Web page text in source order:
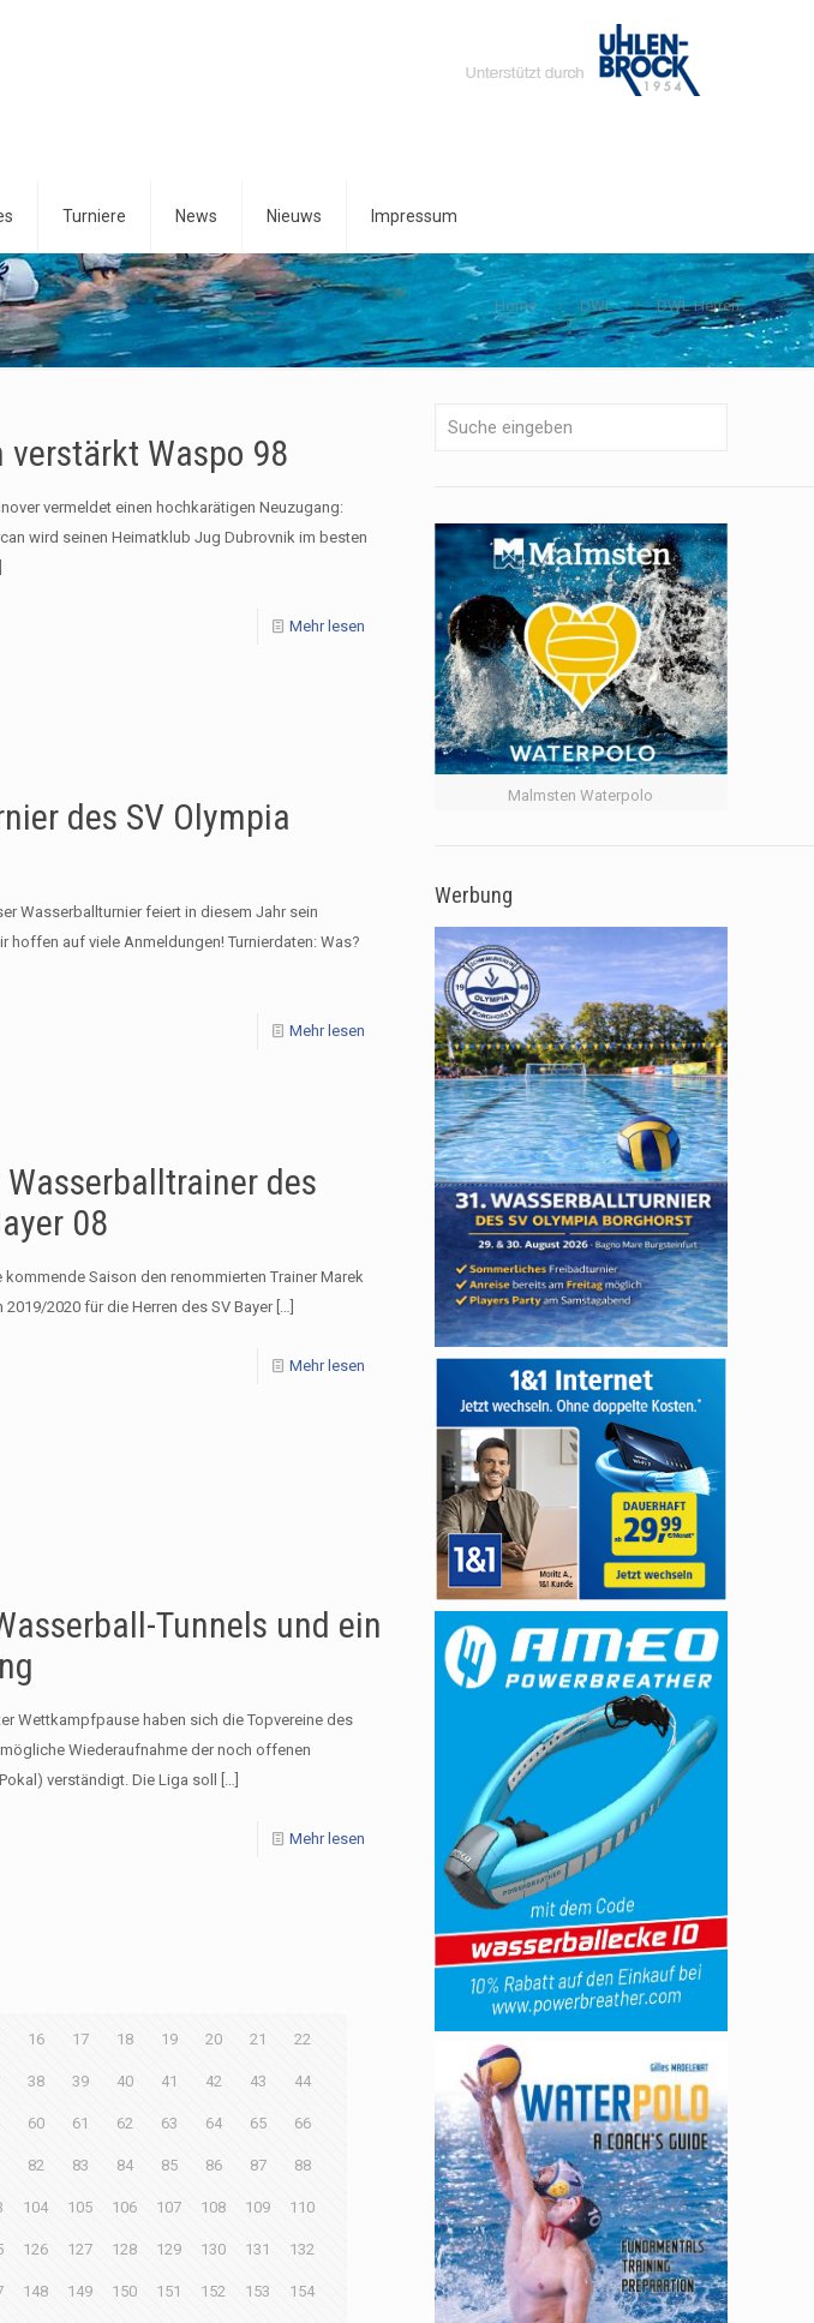
Turniere News Nieuws Impressum
Home DWL DWL Herren
Waspo 98
vermeldet einen hochkarätigen Neuzugang:
wird seinen Heimatklub Jug Dubrovnik im besten
Mehr lesen
des SV Olympia
Wasserballturnier feiert in diesem Jahr sein
hoffen auf viele Anmeldungen! Turnierdaten: Was?
Mehr lesen
des
08
Saison den renommierten Trainer Marek
2020 für die Herren des SV Bayer[…]
Mehr lesen
Tunnels und ein
Wettkampfpause haben sich die Topvereine des
Wiederaufnahme der noch offenen
verständigt. Die Liga soll […]
Mehr lesen
16 17 18 19 20 21 22
38 39 40 41 42 43 44
60 61 62 63 64 65 66
82 83 84 85 86 87 88
104 105 106 107 108 109 110
126 127 128 129 130 131 132
148 149 150 151 152 153 154
Malmsten Waterpolo
Werbung